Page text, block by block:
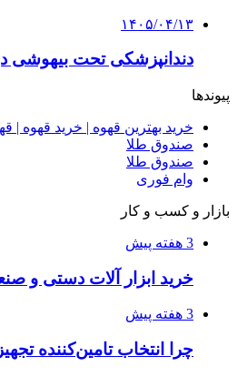
۱۴۰۵/۰۴/۱۳
دندانپزشکی تحت بیهوشی
پیوندها
خرید بهترین قهوه | خرید قهوه |
صندوق طلا
صندوق طلا
وام فوری
بازار و کسب و کار
3 هفته پیش
خرید ابزار آلات دستی و
3 هفته پیش
چرا انتخاب تامین‌کننده